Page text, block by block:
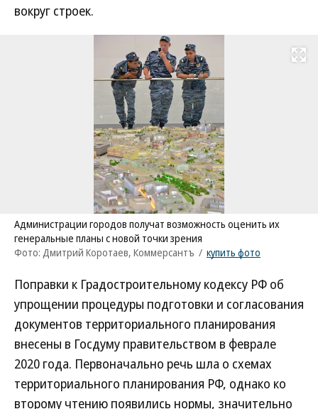
вокруг строек.
Развернуть
Администрации городов получат возможность оценить их
генеральные планы с новой точки зрения
Фото: Дмитрий Коротаев, Коммерсантъ / купить фото
Поправки к Градостроительному кодексу РФ об
упрощении процедуры подготовки и согласования
документов территориального планирования
внесены в Госдуму правительством в феврале
2020 года. Первоначально речь шла о схемах
территориального планирования РФ, однако ко
второму чтению появились нормы, значительно